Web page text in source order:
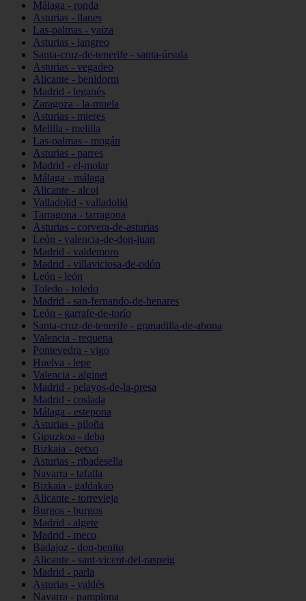
Málaga - ronda
Asturias - llanes
Las-palmas - yaiza
Asturias - langreo
Santa-cruz-de-tenerife - santa-úrsula
Asturias - vegadeo
Alicante - benidorm
Madrid - leganés
Zaragoza - la-muela
Asturias - mieres
Melilla - melilla
Las-palmas - mogán
Asturias - parres
Madrid - el-molar
Málaga - málaga
Alicante - alcoi
Valladolid - valladolid
Tarragona - tarragona
Asturias - corvera-de-asturias
León - valencia-de-don-juan
Madrid - valdemoro
Madrid - villaviciosa-de-odón
León - león
Toledo - toledo
Madrid - san-fernando-de-henares
León - garrafe-de-torío
Santa-cruz-de-tenerife - granadilla-de-abona
Valencia - requena
Pontevedra - vigo
Huelva - lepe
Valencia - alginet
Madrid - pelayos-de-la-presa
Madrid - coslada
Málaga - estepona
Asturias - piloña
Gipuzkoa - deba
Bizkaia - getxo
Asturias - ribadesella
Navarra - tafalla
Bizkaia - galdakao
Alicante - torrevieja
Burgos - burgos
Madrid - algete
Madrid - meco
Badajoz - don-benito
Alicante - sant-vicent-del-raspeig
Madrid - parla
Asturias - valdés
Navarra - pamplona